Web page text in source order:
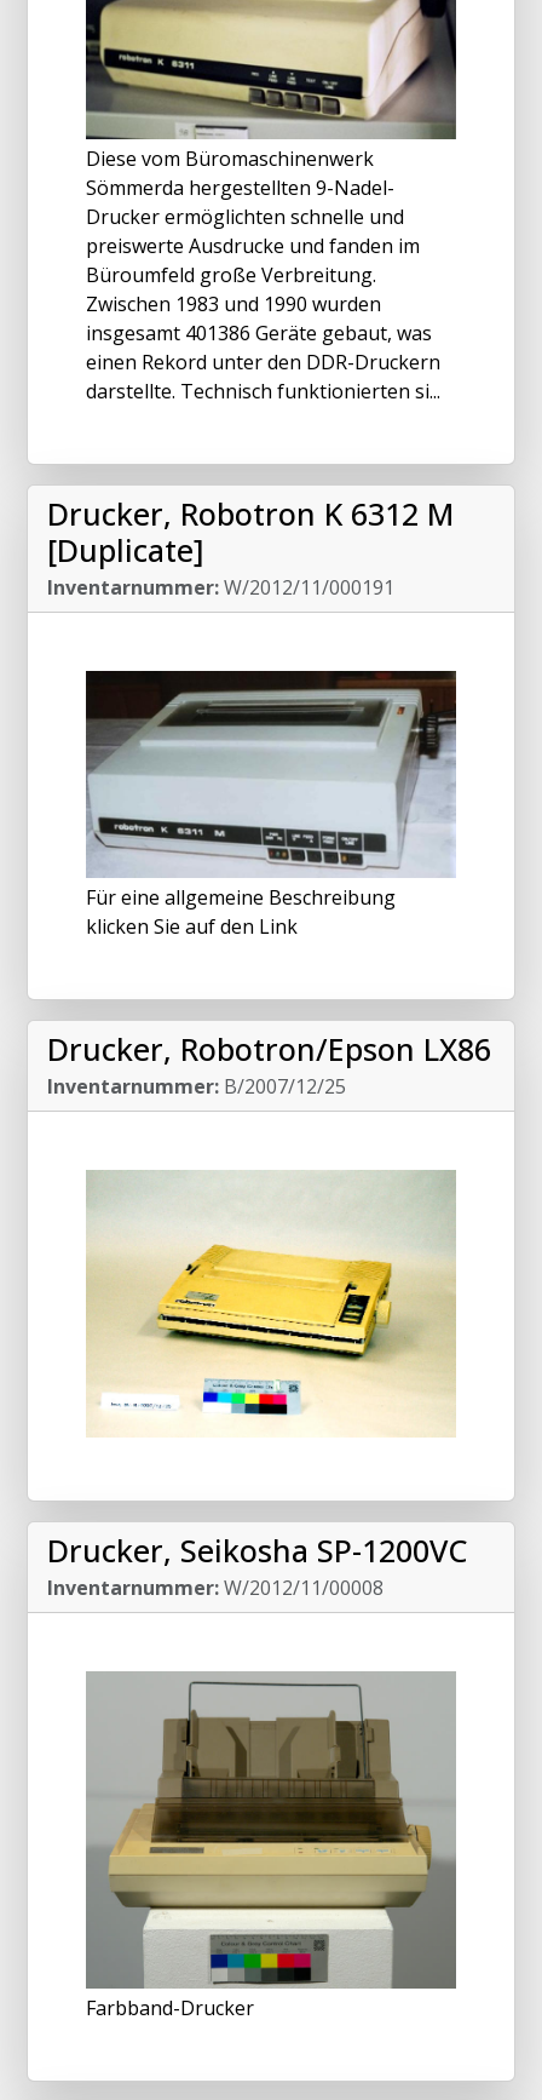
Diese vom Büromaschinenwerk
Sömmerda hergestellten 9-Nadel-
Drucker ermöglichten schnelle und
preiswerte Ausdrucke und fanden im
Büroumfeld große Verbreitung.
Zwischen 1983 und 1990 wurden
insgesamt 401386 Geräte gebaut, was
einen Rekord unter den DDR-Druckern
darstellte. Technisch funktionierten si...
Drucker, Robotron K 6312 M
[Duplicate]
Inventarnummer:W/2012/11/000191
Für eine allgemeine Beschreibung
klicken Sie auf den Link
Drucker, Robotron/Epson LX86
Inventarnummer: B/2007/12/25
Drucker, Seikosha SP-1200VC
Inventarnummer:W/2012/11/00008
Farbband-Drucker